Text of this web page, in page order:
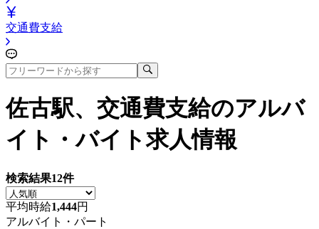
交通費支給
佐古駅、交通費支給のアルバ
イト・バイト求人情報
検索結果12件
平均時給1,444円
アルバイト・パート